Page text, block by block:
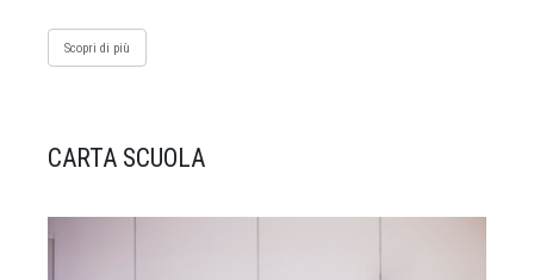
Scopri di più
CARTA SCUOLA